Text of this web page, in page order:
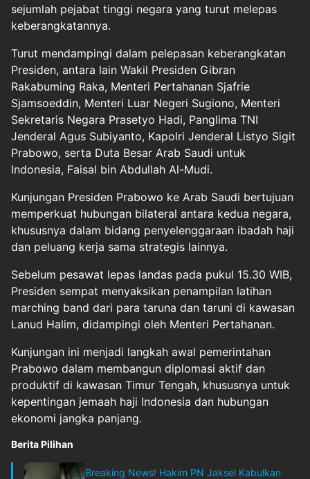
sejumlah pejabat tinggi negara yang turut melepas
keberangkatannya.
Turut mendampingi dalam pelepasan keberangkatan
Presiden, antara lain Wakil Presiden Gibran
Rakabuming Raka, Menteri Pertahanan Sjafrie
Sjamsoeddin, Menteri Luar Negeri Sugiono, Menteri
Sekretaris Negara Prasetyo Hadi, Panglima TNI
Jenderal Agus Subiyanto, Kapolri Jenderal Listyo Sigit
Prabowo, serta Duta Besar Arab Saudi untuk
Indonesia, Faisal bin Abdullah Al-Mudi.
Kunjungan Presiden Prabowo ke Arab Saudi bertujuan
memperkuat hubungan bilateral antara kedua negara,
khususnya dalam bidang penyelenggaraan ibadah haji
dan peluang kerja sama strategis lainnya.
Sebelum pesawat lepas landas pada pukul 15.30 WIB,
Presiden sempat menyaksikan penampilan latihan
marching band dari para taruna dan taruni di kawasan
Lanud Halim, didampingi oleh Menteri Pertahanan.
Kunjungan ini menjadi langkah awal pemerintahan
Prabowo dalam membangun diplomasi aktif dan
produktif di kawasan Timur Tengah, khususnya untuk
kepentingan jemaah haji Indonesia dan hubungan
ekonomi jangka panjang.
Berita Pilihan
Breaking News! Hakim PN Jaksel Kabulkan